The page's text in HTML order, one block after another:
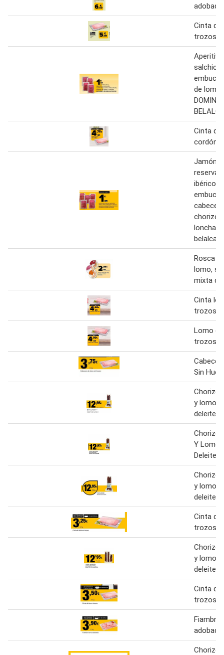
adobado
Cinta de
trozos
de lomo
Cinta de
cordón,
Jamón
reserva,
ibérico,
chorizo
lonchas
Rosca
lomo,
mixta
Cinta
trozos
Lomo
trozos
Sin
Chorizo,
y lomo
deleite
Chorizo
Y Lomo
Deleite
Chorizo,
y lomo
deleite
Cinta de
trozos,
Chorizo,
y lomo
deleite
Cinta de
trozos
Fiambre
adobado
Chorizo